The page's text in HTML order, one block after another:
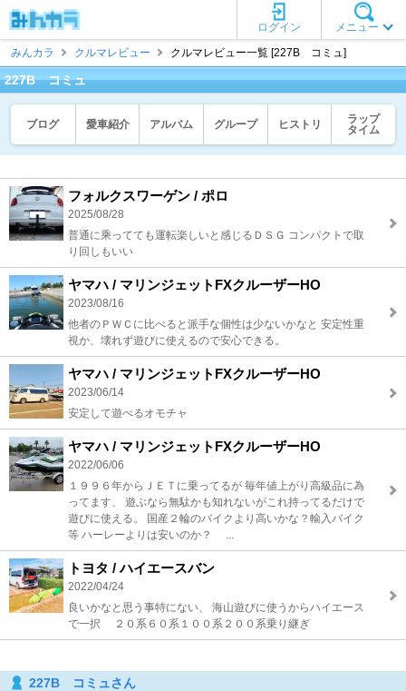
メニュー
ログイン
みんカラ
クルマレビュー クルマレビュー一覧 [227B コミュ]
227B コミュ
ブログ 愛車紹介 アルバム グループ ヒストリ
ラップ
タイム
フォルクスワーゲン / ポロ
2025/08/28
普通に乘ってても運転楽しいと感じるＤＳＧ コンパクトで取
り回しもいい
ヤマハ / マリンジェットFXクルーザーHO
2023/08/16
他者のＰＷＣに比べると派手な個性は少ないかなと 安定性重
視か、壊れず遊びに使えるので安心できる。
ヤマハ / マリンジェットFXクルーザーHO
2023/06/14
安定して遊べるオモチャ
ヤマハ / マリンジェットFXクルーザーHO
2022/06/06
１９９６年からＪＥＴに乗ってるが 毎年値上がり高級品に為
ってます、 遊ぶなら無駄かも知れないがこれ持ってるだけで
遊びに使える。 国産２輪のバイクより高いかな？輸入バイク
等 ハーレーよりは安いのか？ ...
トヨタ / ハイエースバン
2022/04/24
良いかなと思う事特にない、 海山遊びに使うからハイエース
で一択 ２０系６０系１００系２００系乗り継ぎ
227B コミュさん